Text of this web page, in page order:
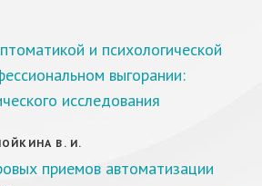
и психологической
выгорании:
исследования
В. И.
приемов автоматизации